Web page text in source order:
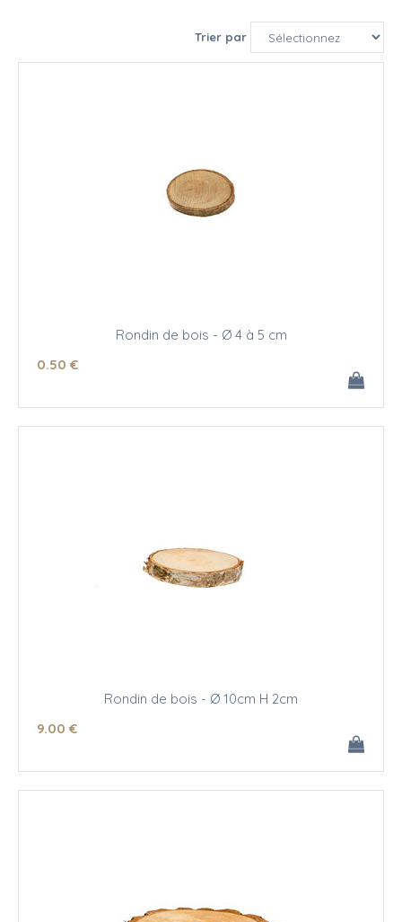
Trier par
Rondin de bois - Ø 4 à 5 cm
0.50 €
Rondin de bois - Ø 10cm H 2cm
9.00 €